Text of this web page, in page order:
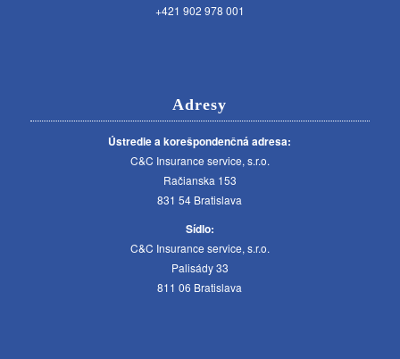
+421 902 978 001
Adresy
Ústredie a korešpondenčná adresa:
C&C Insurance service, s.r.o.
Račianska 153
831 54 Bratislava
Sídlo:
C&C Insurance service, s.r.o.
Palisády 33
811 06 Bratislava